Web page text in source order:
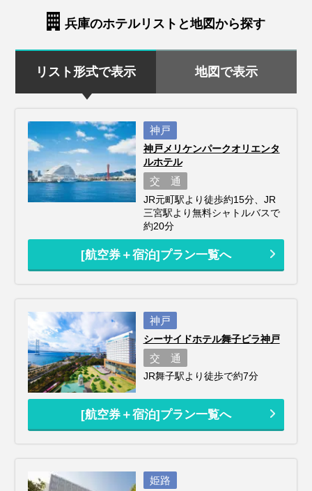
兵庫のホテルリストと地図から探す
リスト形式で表示 地図で表示
神戸
神戸メリケンパークオリエンタ
ルホテル
交 通
JR元町駅より徒歩約15分、JR
三宮駅より無料シャトルバスで
約20分
[航空券＋宿泊]プラン一覧へ
神戸
シーサイドホテル舞子ビラ神戸
交 通
JR舞子駅より徒歩で約7分
[航空券＋宿泊]プラン一覧へ
姫路